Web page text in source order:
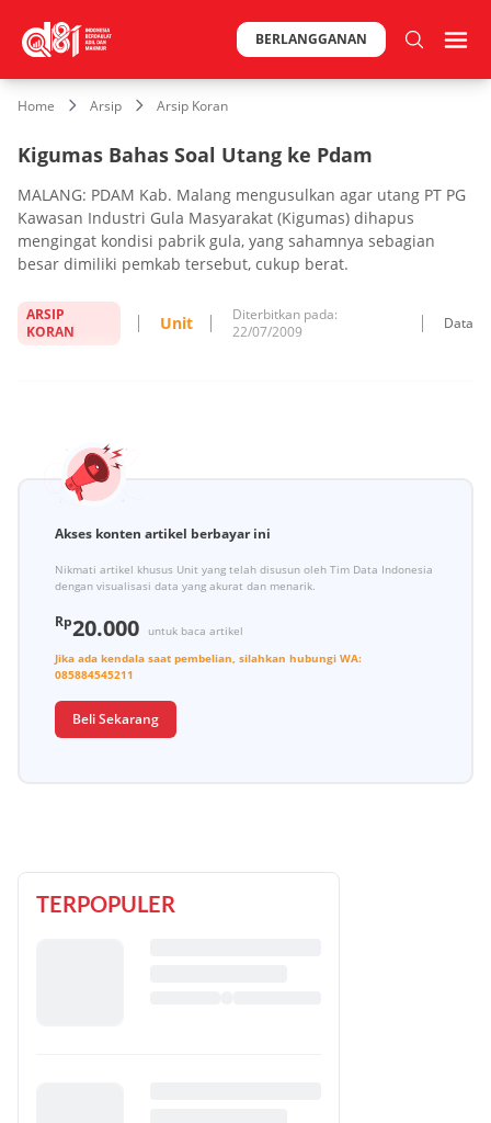
BERLANGGANAN
Home Arsip Arsip Koran
Kigumas Bahas Soal Utang ke Pdam
MALANG: PDAM Kab. Malang mengusulkan agar utang PT PG
Kawasan Industri Gula Masyarakat (Kigumas) dihapus
mengingat kondisi pabrik gula, yang sahamnya sebagian
besar dimiliki pemkab tersebut, cukup berat.
ARSIP
KORAN
Unit
Diterbitkan pada:
22/07/2009
Data
Akses konten artikel berbayar ini
Nikmati artikel khusus Unit yang telah disusun oleh Tim Data Indonesia
dengan visualisasi data yang akurat dan menarik.
Rp20.000
untuk baca artikel
Jika ada kendala saat pembelian, silahkan hubungi WA:
085884545211
Beli Sekarang
TERPOPULER